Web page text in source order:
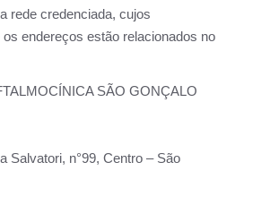
rede credenciada, cujos
os endereços estão relacionados no
SÃO GONÇALO
Salvatori, n°99, Centro – São